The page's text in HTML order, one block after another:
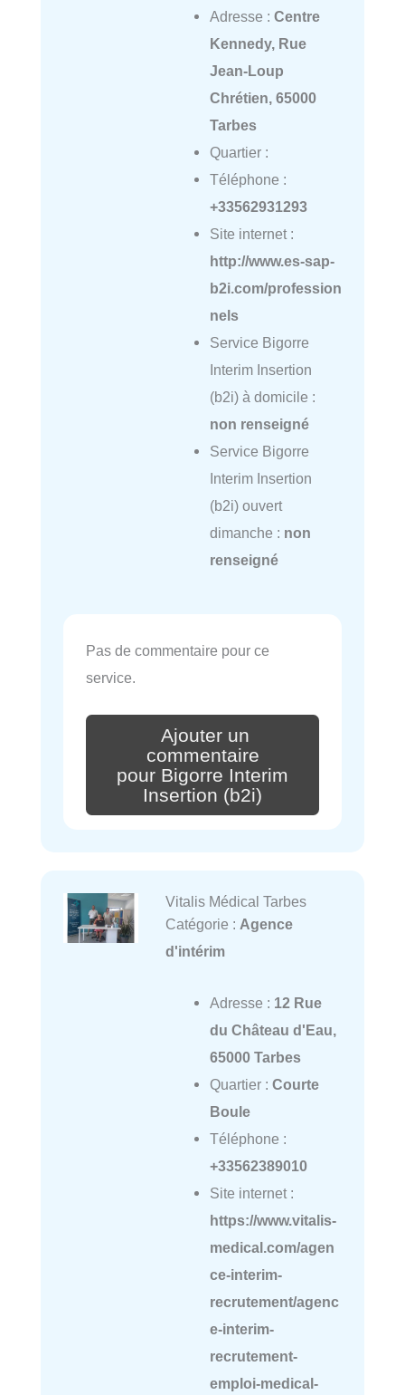
Adresse : Centre
Kennedy, Rue
Jean-Loup
Chrétien, 65000
Tarbes
Quartier :
Téléphone :
+33562931293
Site internet :
http://www.es-sap-
b2i.com/profession
nels
Service Bigorre
Interim Insertion
(b2i) à domicile :
non renseigné
Service Bigorre
Interim Insertion
(b2i) ouvert
dimanche : non
renseigné
Pas de commentaire pour ce
service.
Ajouter un
commentaire
pour Bigorre Interim
Insertion (b2i)
Vitalis Médical Tarbes
Catégorie : Agence
d'intérim
Adresse : 12 Rue
du Château d'Eau,
65000 Tarbes
Quartier : Courte
Boule
Téléphone :
+33562389010
Site internet :
https://www.vitalis-
medical.com/agen
ce-interim-
recrutement/agenc
e-interim-
recrutement-
emploi-medical-